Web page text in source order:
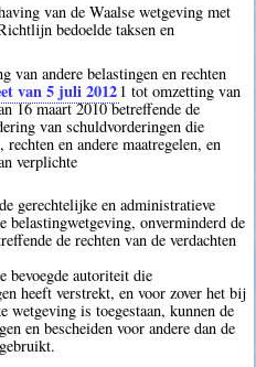
van de Waalse wetgeving met
bedoelde taksen en
van andere belastingen en rechten
van 5 juli 2012 1 tot omzetting van
16 maart 2010 betreffende de
van schuldvorderingen die
en andere maatregelen, en
verplichte
gerechtelijke en administratieve
belastingwetgeving, onverminderd de
de rechten van de verdachten
bevoegde autoriteit die
heeft verstrekt, en voor zover het bij
wetgeving is toegestaan, kunnen de
en bescheiden voor andere dan de